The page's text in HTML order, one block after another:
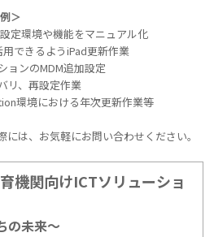
＞
定環境や機能をマニュアル化
できるようiPad更新作業
ョンのMDM追加設定
リ、再設定作業
環境における年次更新作業等
は、お気軽にお問い合わせください。
機関向けICTソリューショ
の未来～